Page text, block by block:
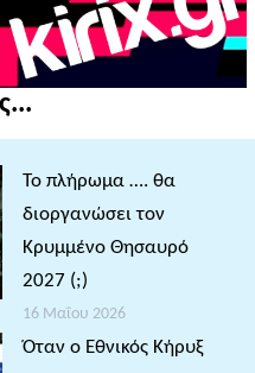
Το πλήρωμα …. θα
διοργανώσει τον
Κρυμμένο Θησαυρό
2027 (;)
16 Μαΐου 2026
Όταν ο Εθνικός Κήρυξ